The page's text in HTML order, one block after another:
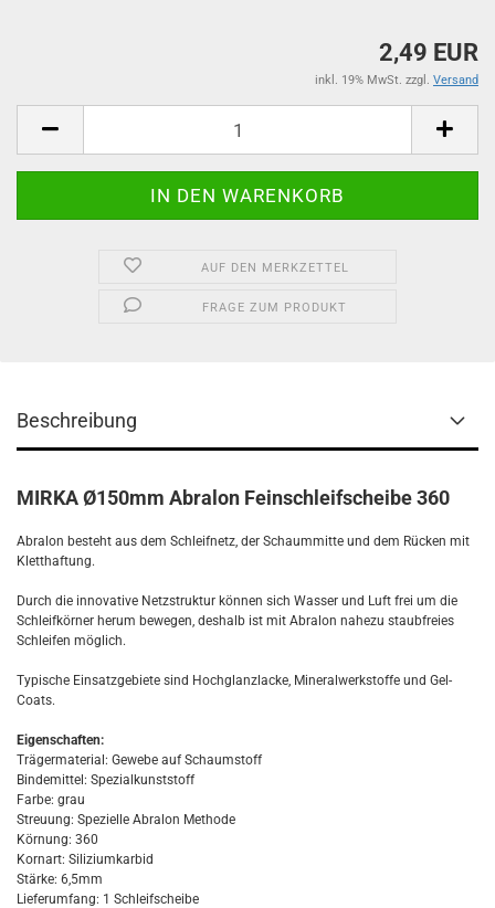
2,49 EUR
inkl. 19% MwSt. zzgl. Versand
AUF DEN MERKZETTEL
FRAGE ZUM PRODUKT
Beschreibung
MIRKA Ø150mm Abralon Feinschleifscheibe 360
Abralon besteht aus dem Schleifnetz, der Schaummitte und dem Rücken mit
Kletthaftung.
Durch die innovative Netzstruktur können sich Wasser und Luft frei um die
Schleifkörner herum bewegen, deshalb ist mit Abralon nahezu staubfreies
Schleifen möglich.
Typische Einsatzgebiete sind Hochglanzlacke, Mineralwerkstoffe und Gel-
Coats.
Eigenschaften:
Trägermaterial: Gewebe auf Schaumstoff
Bindemittel: Spezialkunststoff
Farbe: grau
Streuung: Spezielle Abralon Methode
Körnung: 360
Kornart: Siliziumkarbid
Stärke: 6,5mm
Lieferumfang: 1 Schleifscheibe